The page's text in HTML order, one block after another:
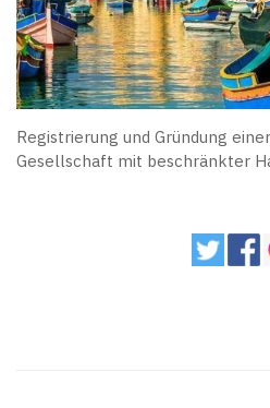
Registrierung und Gründung
Gesellschaft mit beschränkter